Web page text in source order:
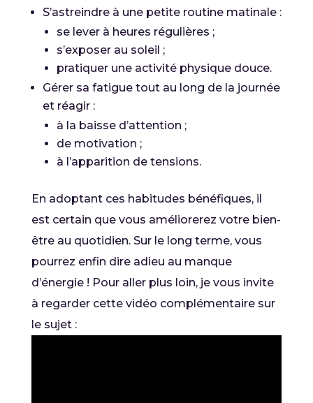
S’astreindre à une petite routine matinale :
se lever à heures régulières ;
s’exposer au soleil ;
pratiquer une activité physique douce.
Gérer sa fatigue tout au long de la journée
et réagir :
à la baisse d’attention ;
de motivation ;
à l’apparition de tensions.
En adoptant ces habitudes bénéfiques, il
est certain que vous améliorerez votre bien-
être au quotidien. Sur le long terme, vous
pourrez enfin dire adieu au manque
d’énergie ! Pour aller plus loin, je vous invite
à regarder cette vidéo complémentaire sur
le sujet :